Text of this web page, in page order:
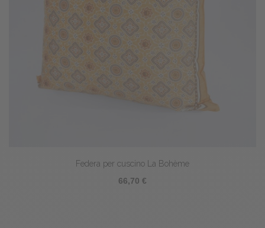
Federa per cuscino La Bohème
66,70 €